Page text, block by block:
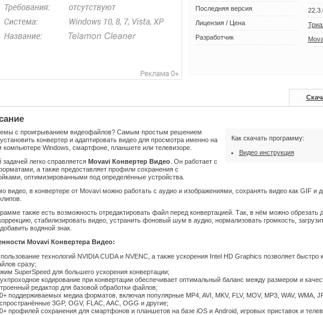
Последняя версия
Лицензия / Цена
Разработчик
Как скачать программу:
Видео инструкция
с проигрыванием видеофайлов? Самым простым решением
конвертер и адаптировать видео для просмотра именно на
Windows, смартфоне, планшете или телевизоре.
задачей легко справляется Movavi Конвертер Видео. Он работает с
а также предоставляет профили сохранения с
оптимизированными под определённые устройства.
видео, в конвертере от Movavi можно работать с аудио и изображениями, сохранять видео как GIF и
также есть возможность отредактировать файл перед конвертацией. Так, в нём можно обрезать
стабилизировать видео, устранить фоновый шум в аудио, нормализовать громкость,
водяной знак.
Movavi Конвертера Видео:
технологий NVIDIA CUDA и NVENC, а также ускорения Intel HD Graphics позволяет быстро
сразу;
SuperSpeed для большего ускорения конвертации;
кодирование при конвертации обеспечивает оптимальный баланс между размером и
редактор для базовой обработки файлов;
поддерживаемых медиа форматов, включая популярные MP4, AVI, MKV, FLV, MOV, MP3, WAV, WMA,
3GP, OGV, FLAC, AAC, OGG и другие;
профилей сохранения для смартфонов и планшетов на базе iOS и Android, игровых приставок и